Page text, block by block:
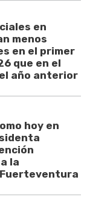
en
menos
en el primer
que en el
año anterior
hoy en
la